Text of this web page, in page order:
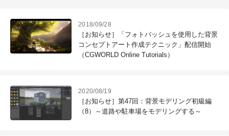
2018/09/28
［お知らせ］「フォトバッシュを使用した背景
コンセプトアート作成テクニック」配信開始
（CGWORLD Online Tutorials）
2020/08/19
［お知らせ］第47回：背景モデリング初級編
（8）～道路や駐車場をモデリングする～